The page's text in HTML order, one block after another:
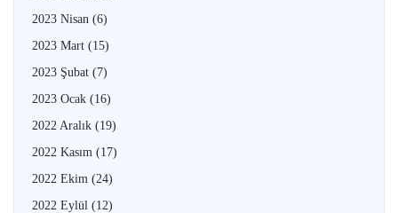
2023 Nisan (6)
2023 Mart (15)
2023 Şubat (7)
2023 Ocak (16)
2022 Aralık (19)
2022 Kasım (17)
2022 Ekim (24)
2022 Eylül (12)